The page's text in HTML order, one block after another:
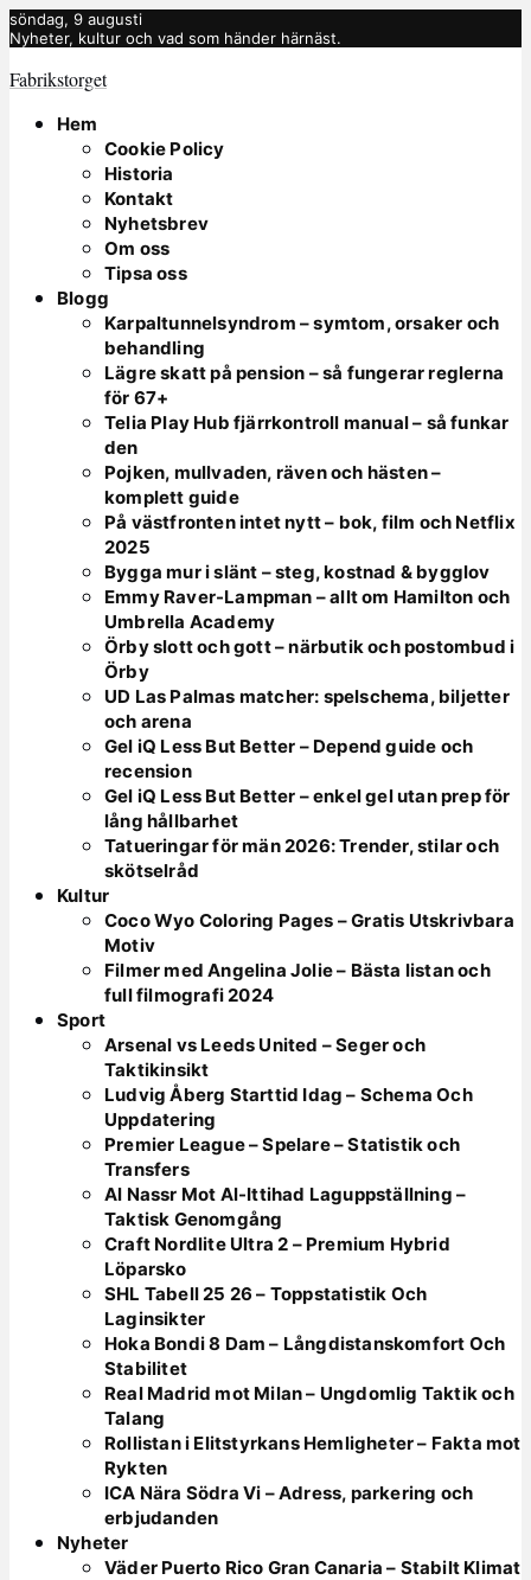
söndag, 9 augusti
Nyheter, kultur och vad som händer härnäst.
Fabrikstorget
Hem
Cookie Policy
Historia
Kontakt
Nyhetsbrev
Om oss
Tipsa oss
Blogg
Karpaltunnelsyndrom – symtom, orsaker och
behandling
Lägre skatt på pension – så fungerar reglerna
för 67+
Telia Play Hub fjärrkontroll manual – så funkar
den
Pojken, mullvaden, räven och hästen –
komplett guide
På västfronten intet nytt – bok, film och Netflix
2025
Bygga mur i slänt – steg, kostnad & bygglov
Emmy Raver-Lampman – allt om Hamilton och
Umbrella Academy
Örby slott och gott – närbutik och postombud i
Örby
UD Las Palmas matcher: spelschema, biljetter
och arena
Gel iQ Less But Better – Depend guide och
recension
Gel iQ Less But Better – enkel gel utan prep för
lång hållbarhet
Tatueringar för män 2026: Trender, stilar och
skötselråd
Kultur
Coco Wyo Coloring Pages – Gratis Utskrivbara
Motiv
Filmer med Angelina Jolie – Bästa listan och
full filmografi 2024
Sport
Arsenal vs Leeds United – Seger och
Taktikinsikt
Ludvig Åberg Starttid Idag – Schema Och
Uppdatering
Premier League – Spelare – Statistik och
Transfers
Al Nassr Mot Al-Ittihad Laguppställning –
Taktisk Genomgång
Craft Nordlite Ultra 2 – Premium Hybrid
Löparsko
SHL Tabell 25 26 – Toppstatistik Och
Laginsikter
Hoka Bondi 8 Dam – Långdistanskomfort Och
Stabilitet
Real Madrid mot Milan – Ungdomlig Taktik och
Talang
Rollistan i Elitstyrkans Hemligheter – Fakta mot
Rykten
ICA Nära Södra Vi – Adress, parkering och
erbjudanden
Nyheter
Väder Puerto Rico Gran Canaria – Stabilt Klimat